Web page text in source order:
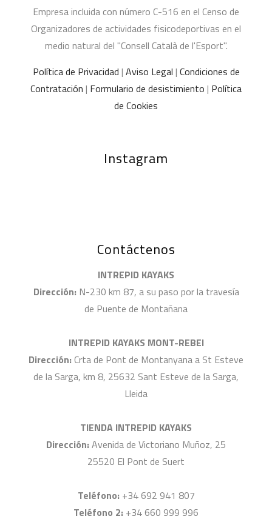
Empresa incluida con número C-516 en el Censo de
Organizadores de actividades fisicodeportivas en el
medio natural del "Consell Català de l'Esport".
Política de Privacidad | Aviso Legal | Condiciones de
Contratación | Formulario de desistimiento | Política
de Cookies
Instagram
Contáctenos
INTREPID KAYAKS
Dirección: N-230 km 87, a su paso por la travesía
de Puente de Montañana
INTREPID KAYAKS MONT-REBEI
Dirección: Crta de Pont de Montanyana a St Esteve
de la Sarga, km 8, 25632 Sant Esteve de la Sarga,
Lleida
TIENDA INTREPID KAYAKS
Dirección: Avenida de Victoriano Muñoz, 25
25520 El Pont de Suert
Teléfono: +34 692 941 807
Teléfono 2: +34 660 999 996